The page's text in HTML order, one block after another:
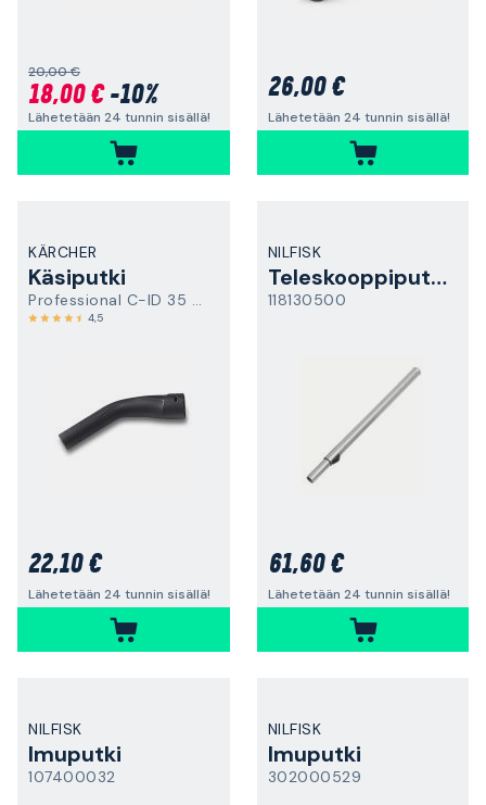
20,00 €
18,00 €-10%
Lähetetään 24 tunnin sisällä!
26,00 €
Lähetetään 24 tunnin sisällä!
KÄRCHER
Käsiputki
Professional C-ID 35 e.c.
4,5
22,10 €
Lähetetään 24 tunnin sisällä!
NILFISK
Teleskooppiputki
118130500
61,60 €
Lähetetään 24 tunnin sisällä!
NILFISK
Imuputki
107400032
NILFISK
Imuputki
302000529